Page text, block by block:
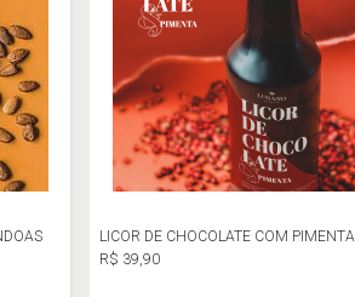
LICOR DE CHOCOLATE COM PIMENTA
R$ 39,90